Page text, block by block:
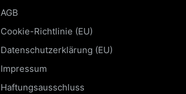
AGB
Cookie-Richtlinie (EU)
Datenschutzerklärung (EU)
Impressum
Haftungsausschluss